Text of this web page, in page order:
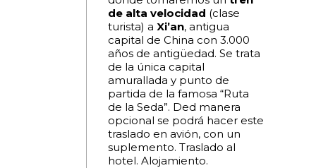
de alta velocidad (clase
turista) aXi’an, antigua
capital de China con 3.000
años de antigüedad. Se trata
de la única capital
amurallada y punto de
partida de la famosa “Ruta
de la Seda”. Ded manera
opcional se podrá hacer este
traslado en avión, con un
suplemento. Traslado al
hotel. Alojamiento.